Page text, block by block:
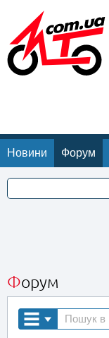
Новини Форум
Форум